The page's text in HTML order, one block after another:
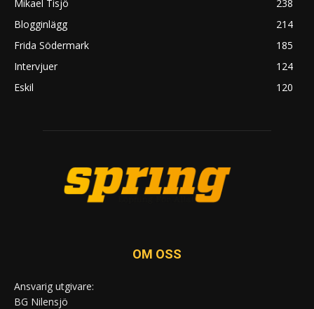
Mikael Tisjö
238
Blogginlägg
214
Frida Södermark
185
Intervjuer
124
Eskil
120
OM OSS
Ansvarig utgivare:
BG Nilensjö